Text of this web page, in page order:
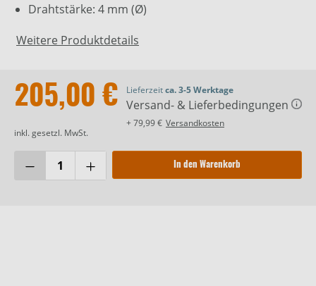
Drahtstärke: 4 mm (Ø)
Weitere Produktdetails
205,00 €
inkl. gesetzl. MwSt.
Lieferzeitca. 3-5 Werktage
Versand- & Lieferbedingungen
+ 79,99 € Versandkosten
In den Warenkorb